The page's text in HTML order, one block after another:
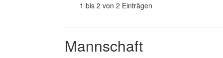
1 bis 2 von 2 Einträgen
Mannschaft